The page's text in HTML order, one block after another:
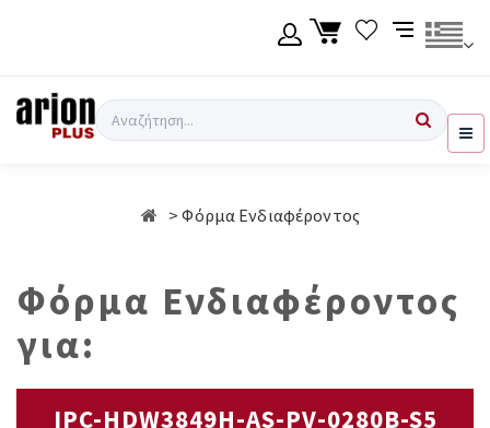
Σύνδεση χρήση
Αναζήτηση
Φόρμα Ενδιαφέροντος
Φόρμα Ενδιαφέροντος
για:
IPC-HDW3849H-AS-PV-0280B-S5